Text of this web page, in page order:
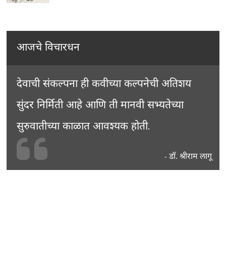
आजचे विचारधन
देवाची संकल्पना ही कवीच्या कल्पनेची अतिशय
सुंदर निर्मिती आहे आणि ती मानवी सभ्यतेच्या
सुरुवातीच्या काळात आवश्यक होती.
- डॉ. श्रीराम लागू